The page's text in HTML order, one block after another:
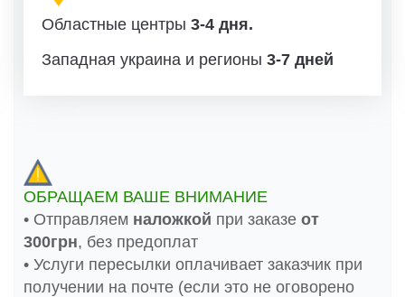
Областные центры 3-4 дня.
Западная украина и регионы 3-7 дней
ОБРАЩАЕМ ВАШЕ ВНИМАНИЕ
• Отправляем наложкой при заказе от
300грн, без предоплат
• Услуги пересылки оплачивает заказчик при
получении на почте (если это не оговорено